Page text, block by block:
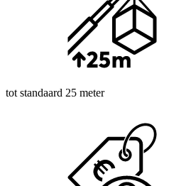
tot standaard 25 meter